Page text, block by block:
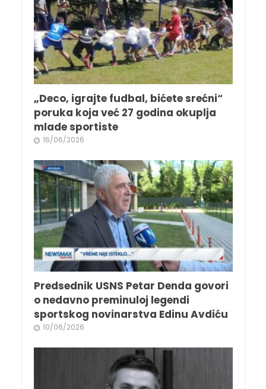
„Deco, igrajte fudbal, bićete srećni“
poruka koja već 27 godina okuplja
mlade sportiste
16/06/2026
Predsednik USNS Petar Denda govori
o nedavno preminuloj legendi
sportskog novinarstva Edinu Avdiću
10/06/2026